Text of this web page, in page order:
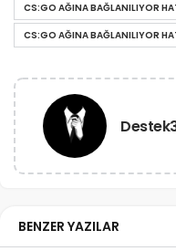
CS:GO AĞINA BAĞLANILIYOR
CS:GO AĞINA BAĞLANILIYOR
BENZER YAZILAR